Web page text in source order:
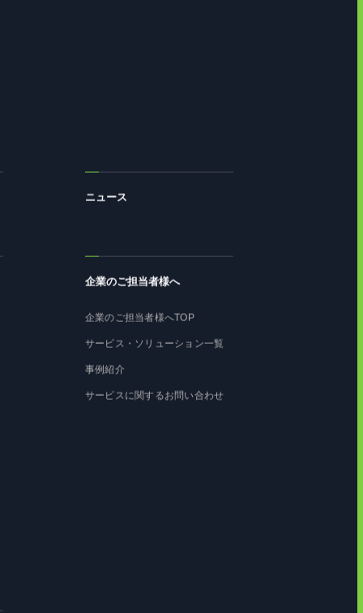
ニュース
企業のご担当者様へ
企業のご担当者様へTOP
サービス・ソリューション一覧
事例紹介
サービスに関するお問い合わせ